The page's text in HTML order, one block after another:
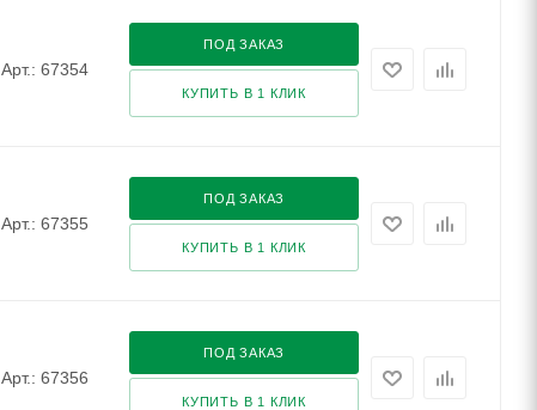
Арт.: 67354
ПОД ЗАКАЗ
КУПИТЬ В 1 КЛИК
Арт.: 67355
ПОД ЗАКАЗ
КУПИТЬ В 1 КЛИК
Арт.: 67356
ПОД ЗАКАЗ
КУПИТЬ В 1 КЛИК